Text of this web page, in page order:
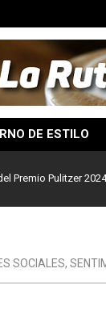
DE ESTILO
Pulitzer 2024
SOCIALES,